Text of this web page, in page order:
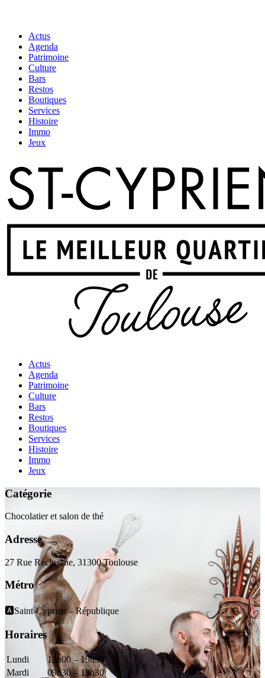
Actus
Agenda
Patrimoine
Culture
Bars
Restos
Boutiques
Services
Histoire
Immo
Jeux
Actus
Agenda
Patrimoine
Culture
Bars
Restos
Boutiques
Services
Histoire
Immo
Jeux
Catégorie
Chocolatier et salon de thé
Adresse
27 Rue Reclusane, 31300 Toulouse
Métro
🅰️Saint-Cyprien – République
Horaires
Lundi
13h00 – 19h30
Mardi
09h30 – 19h30